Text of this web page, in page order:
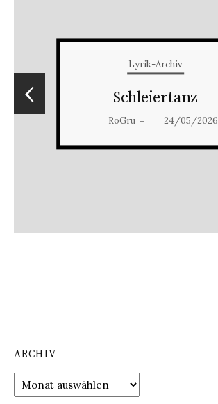
Lyrik-Archiv
Schleiertanz
RoGru – 24/05/2026
‹
ARCHIV
Archiv